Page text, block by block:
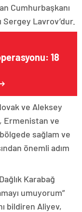
Cumhurbaşkanı
Sergey Lavrov’dur.
18
ve Aleksey
Ermenistan ve
bölgede sağlam ve
önemli adım
Karabağ
umuyorum”
bildiren Aliyev,